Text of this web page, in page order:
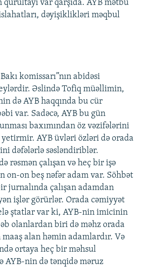
qurultayı var qarşıda. AYB mətbu
dəyişiklikləri məqbul
komissarı”nın abidəsi
Əslində Tofiq müəllimin,
də AYB haqqında bu cür
var. Sadəcə, AYB bu gün
baxımından öz vəzifələrini
AYB üvləri özləri də orada
dəfələrlə səsləndiriblər.
rəsmən çalışan və heç bir işə
on-on beş nəfər adam var. Söhbət
jurnalında çalışan adamdan
işlər görürlər. Orada cəmiyyət
ştatlar var ki, AYB-nin imicinin
olanlardan biri də məhz orada
maaş alan həmin adamlardır. Və
ortaya heç bir məhsul
AYB-nin də tənqidə məruz